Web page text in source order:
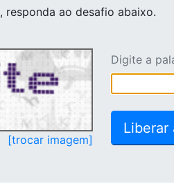
, responda ao desafio abaixo.
[trocar imagem]
Digite a